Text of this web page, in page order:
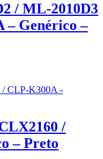
/ ML-2010D3
– Genérico –
/
– Preto